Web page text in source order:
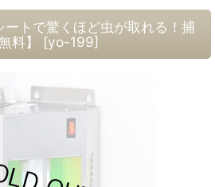
トで驚くほど虫が取れる！捕
料】
[yo-199]